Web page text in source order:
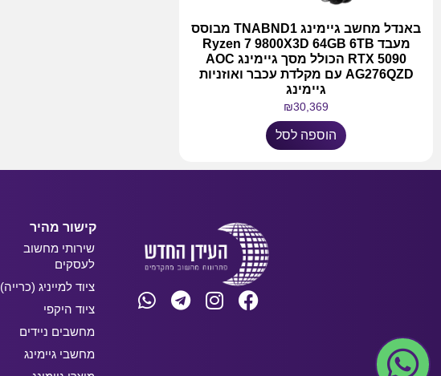
באנדל מחשב גיימינג TNABND1 מבוסס
מעבד Ryzen 7 9800X3D 64GB 6TB
RTX 5090 הכולל מסך גיימינג AOC
AG276QZD עם מקלדת עכבר ואוזניות
גיימינג
₪30,369
הוספה לסל
קישור מהיר
שירותי מחשוב
לעסקים
ציוד למייניג (כרייה)
ציוד היקפי
מחשבים ניידים
מחשבי גיימינג